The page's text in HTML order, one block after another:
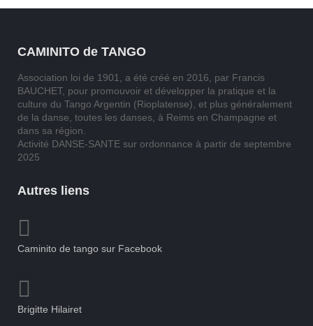
CAMINITO de TANGO
Association loi de 1901, a été créé en 2016, par Francis
BAUCHET, pour promouvoir et développer la pratique et la
culture du Tango Argentin (Rioplatense), et plus généralement
de la danse, toutes les danses, à Reims en Champagne et
dans sa région.
Activité DANSE-SANTE sur ordonnance à partir de septembre
2025
Autres liens
Caminito de tango sur Facebook
Brigitte Hilairet